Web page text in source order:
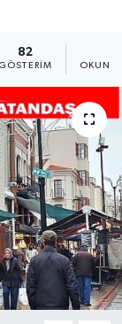
82
GÖSTERIM